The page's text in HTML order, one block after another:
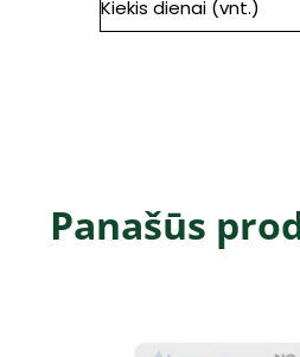
Kiekis dienai (vnt.)
Panašūs